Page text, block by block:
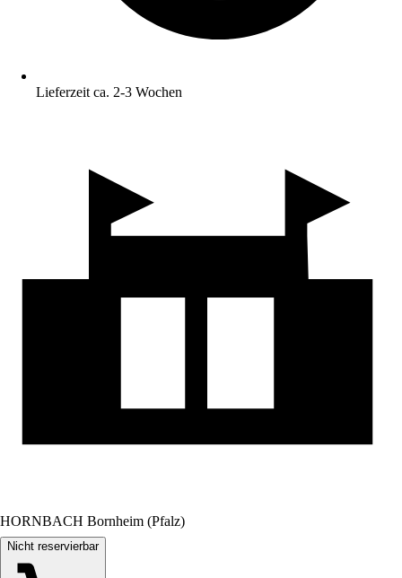
Lieferzeit ca. 2-3 Wochen
HORNBACH Bornheim (Pfalz)
Nicht reservierbar